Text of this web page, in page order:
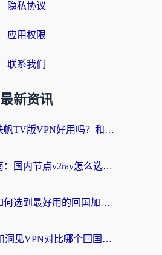
隐私协议
应用权限
联系我们
最新资讯
海外党必看：快帆TV版VPN好用吗？和快游VPN对比哪个回国效果更好？附实用避坑指南
海外党无忧指南：国内节点v2ray怎么选？一键回国VPN+多场景实测帮你避坑
海外党必看：如何选到最好用的回国加速器？从节点到售后的全维度指南
ChickCN VPN和洞见VPN对比哪个回国效果更好？海外党亲测3款加速器+避坑指南